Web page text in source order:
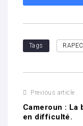
Tags RAPEC
Previous article
Cameroun : La
en difficulté.